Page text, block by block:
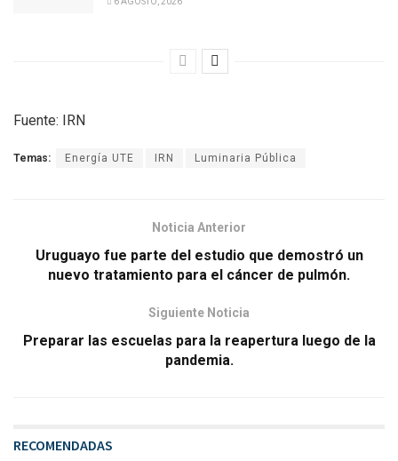
Fuente: IRN
Temas: Energía UTE IRN Luminaria Pública
Noticia Anterior
Uruguayo fue parte del estudio que demostró un
nuevo tratamiento para el cáncer de pulmón.
Siguiente Noticia
Preparar las escuelas para la reapertura luego de la
pandemia.
RECOMENDADAS